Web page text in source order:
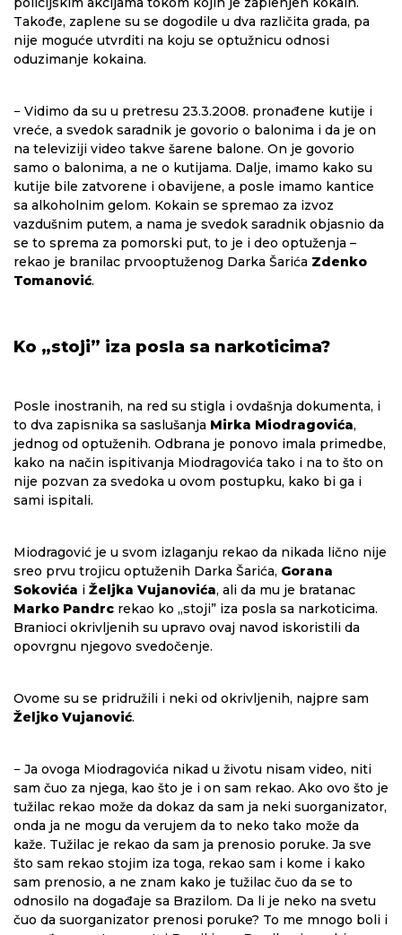
Takođe, zaplene su se dogodile u dva različita grada, pa
nije moguće utvrditi na koju se optužnicu odnosi
oduzimanje kokaina.
− Vidimo da su u pretresu 23.3.2008. pronađene kutije i
vreće, a svedok saradnik je govorio o balonima i da je on
na televiziji video takve šarene balone. On je govorio
samo o balonima, a ne o kutijama. Dalje, imamo kako su
kutije bile zatvorene i obavijene, a posle imamo kantice
sa alkoholnim gelom. Kokain se spremao za izvoz
vazdušnim putem, a nama je svedok saradnik objasnio da
se to sprema za pomorski put, to je i deo optuženja –
rekao je branilac prvooptuženog Darka Šarića Zdenko
Tomanović.
Ko „stoji” iza posla sa narkoticima?
Posle inostranih, na red su stigla i ovdašnja dokumenta, i
to dva zapisnika sa saslušanja Mirka Miodragovića,
jednog od optuženih. Odbrana je ponovo imala primedbe,
kako na način ispitivanja Miodragovića tako i na to što on
nije pozvan za svedoka u ovom postupku, kako bi ga i
sami ispitali.
Miodragović je u svom izlaganju rekao da nikada lično nije
sreo prvu trojicu optuženih Darka Šarića, Gorana
Sokovića i Željka Vujanovića, ali da mu je bratanac
Marko Pandrc rekao ko „stoji” iza posla sa narkoticima.
Branioci okrivljenih su upravo ovaj navod iskoristili da
opovrgnu njegovo svedočenje.
Ovome su se pridružili i neki od okrivljenih, najpre sam
Željko Vujanović.
− Ja ovoga Miodragovića nikad u životu nisam video, niti
sam čuo za njega, kao što je i on sam rekao. Ako ovo što je
tužilac rekao može da dokaz da sam ja neki suorganizator,
onda ja ne mogu da verujem da to neko tako može da
kaže. Tužilac je rekao da sam ja prenosio poruke. Ja sve
što sam rekao stojim iza toga, rekao sam i kome i kako
sam prenosio, a ne znam kako je tužilac čuo da se to
odnosilo na događaje sa Brazilom. Da li je neko na svetu
čuo da suorganizator prenosi poruke? To me mnogo boli i